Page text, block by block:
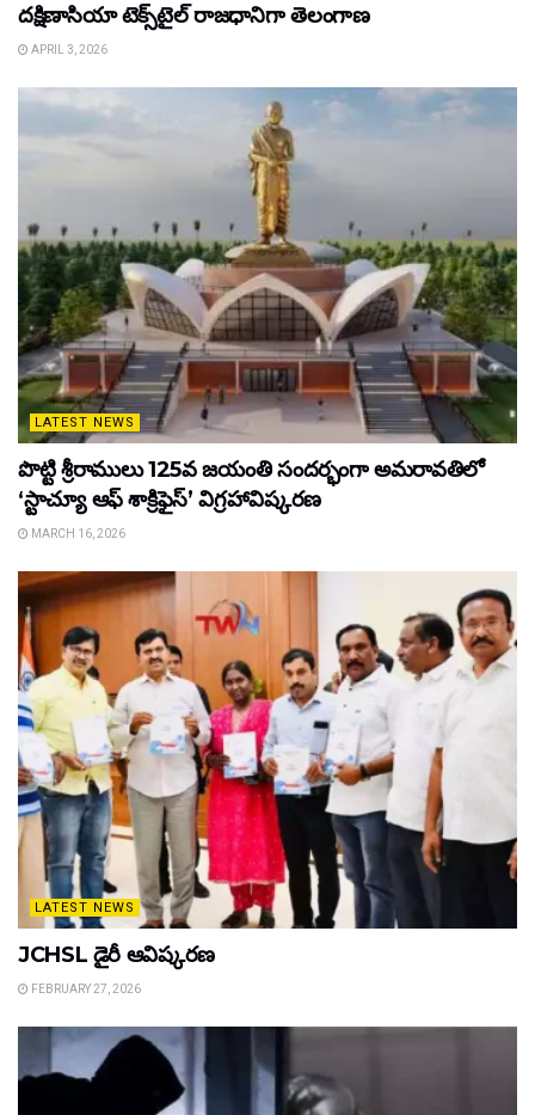
దక్షిణాసియా టెక్స్‌టైల్ రాజధానిగా తెలంగాణ
APRIL 3, 2026
LATEST NEWS
పొట్టి శ్రీరాములు 125వ జయంతి సందర్భంగా అమరావతిలో
‘స్టాచ్యూ ఆఫ్ శాక్రిఫైస్’ విగ్రహావిష్కరణ
MARCH 16, 2026
LATEST NEWS
JCHSL డైరీ ఆవిష్కరణ
FEBRUARY 27, 2026